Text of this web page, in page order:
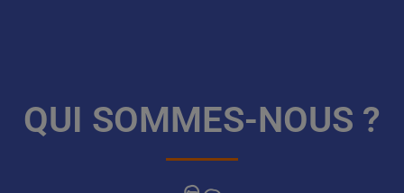
QUI SOMMES-NOUS ?